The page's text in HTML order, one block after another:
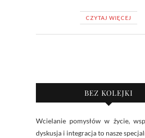
CZYTAJ WIĘCEJ
BEZ KOLEJKI
Wcielanie pomysłów w życie,
dyskusja i integracja to nasze